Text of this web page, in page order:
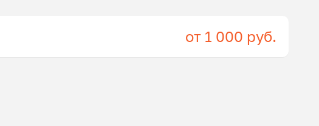
от 1 000 руб.